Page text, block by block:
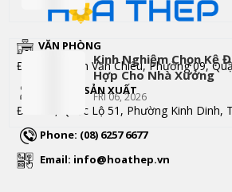
Kinh Nghiệm Chọn Kệ
Hợp Cho Nhà Xưởng
FRI 06, 2026
VĂN PHÒNG
Đc: 172 Phạm Văn Chiêu, Phường 09,
XƯỞNG SẢN XUẤT
Đc: 197, Quốc Lộ 51, Phường Kinh Dinh,
Phone: (08) 6257 6677
Email: info@hoathep.vn